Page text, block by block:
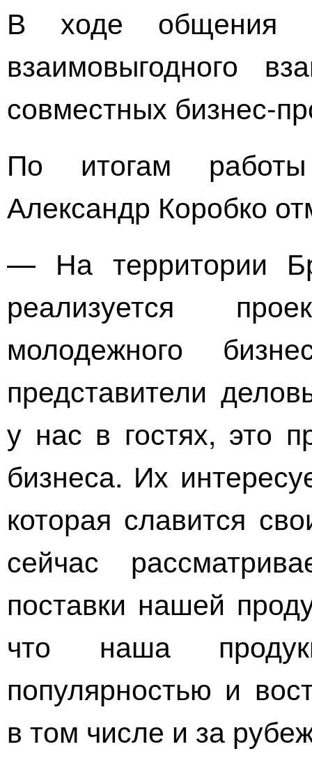
В ходе общения
взаимовыгодного
совместных бизнес-
По итогам работы
Александр Коробко
— На территории
реализуется
молодежного
представители
у нас в гостях, это
бизнеса. Их
которая славится
сейчас
поставки нашей
что наша
популярностью и
в том числе и за